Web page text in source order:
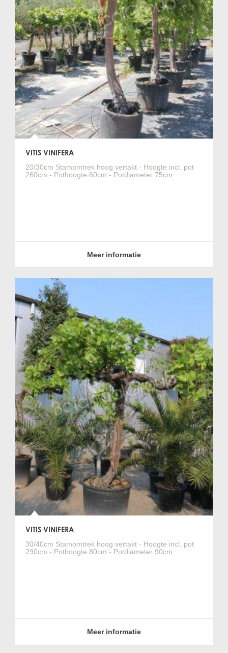
VITIS VINIFERA
20/30cm Stamomtrek hoog vertakt - Hoogte incl. pot
260cm - Pothoogte 60cm - Potdiameter 75cm
Meer informatie
VITIS VINIFERA
30/40cm Stamomtrek hoog vertakt - Hoogte incl. pot
290cm - Pothoogte 80cm - Potdiameter 90cm
Meer informatie